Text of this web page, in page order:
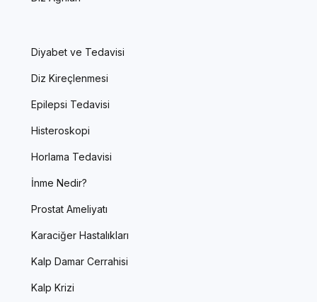
Diyabet ve Tedavisi
Diz Kireçlenmesi
Epilepsi Tedavisi
Histeroskopi
Horlama Tedavisi
İnme Nedir?
Prostat Ameliyatı
Karaciğer Hastalıkları
Kalp Damar Cerrahisi
Kalp Krizi